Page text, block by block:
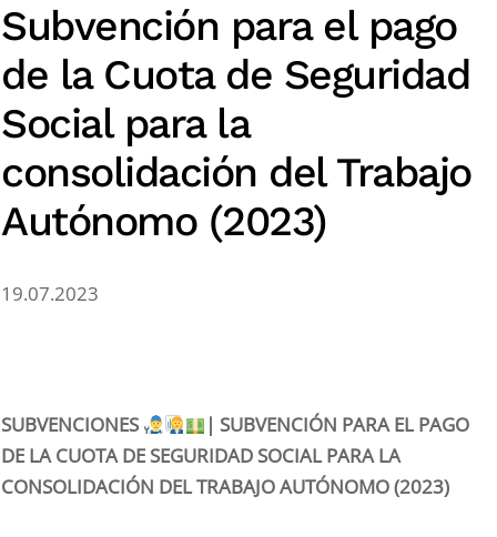
Subvención para el pago
de la Cuota de Seguridad
Social para la
consolidación del Trabajo
Autónomo (2023)
19.07.2023
SUBVENCIONES
| SUBVENCIÓN PARA EL PAGO
DE LA CUOTA DE SEGURIDAD SOCIAL PARA LA
CONSOLIDACIÓN DEL TRABAJO AUTÓNOMO (2023)